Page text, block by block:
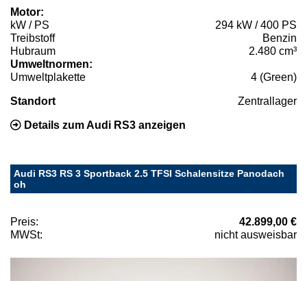
Motor:
kW / PS
294 kW / 400 PS
Treibstoff
Benzin
Hubraum
2.480 cm³
Umweltnormen:
Umweltplakette
4 (Green)
Standort Zentrallager
Details zum Audi RS3 anzeigen
Audi RS3 RS 3 Sportback 2.5 TFSI Schalensitze Panodach
oh
Preis:
42.899,00 €
MWSt:
nicht ausweisbar